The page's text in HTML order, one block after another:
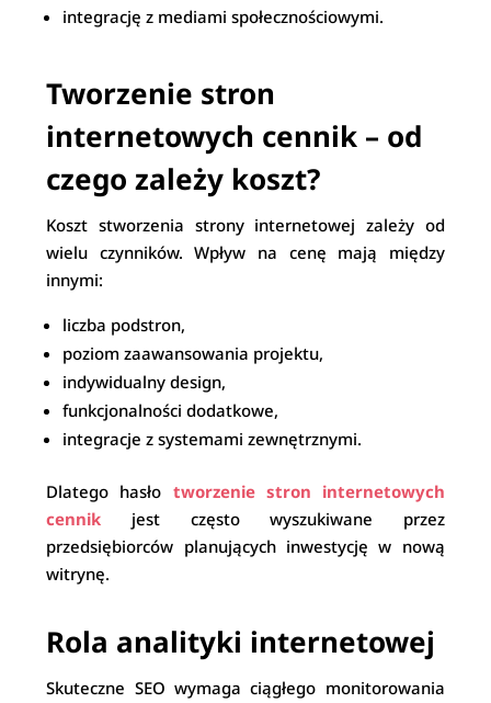
integrację z mediami społecznościowymi.
Tworzenie stron
internetowych cennik – od
czego zależy koszt?
Koszt stworzenia strony internetowej zależy od
wielu czynników. Wpływ na cenę mają między
innymi:
liczba podstron,
poziom zaawansowania projektu,
indywidualny design,
funkcjonalności dodatkowe,
integracje z systemami zewnętrznymi.
Dlatego hasło tworzenie stron internetowych
cennik jest często wyszukiwane przez
przedsiębiorców planujących inwestycję w nową
witrynę.
Rola analityki internetowej
Skuteczne SEO wymaga ciągłego monitorowania